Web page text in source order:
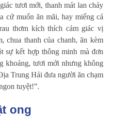
tươi mới, thanh mát lan chảy
cứ muốn ăn mãi, hay miếng cá
thơm kích thích cảm giác vị
chua thanh của chanh, ăn kèm
sự kết hợp thông minh mà đơn
khoáng, tươi mới nhưng không
Trung Hải đưa người ăn chạm
tuyệt!”.
ong